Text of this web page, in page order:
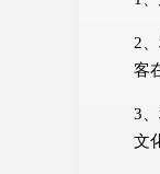
2
客
3
文